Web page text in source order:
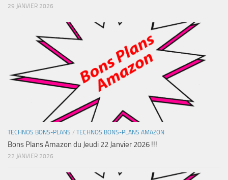
29 JANVIER 2026
TECHNOS BONS-PLANS / TECHNOS BONS-PLANS AMAZON
Bons Plans Amazon du Jeudi 22 Janvier 2026 !!!
22 JANVIER 2026